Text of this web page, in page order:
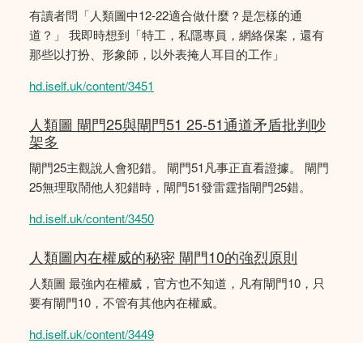
有讀者問「人類圖中12-22適合做什麼？是怎樣的通
道？」 我即時想到「特工，私隱專員，網絡保案，還有
那些以打扮、形象師，以外表掩人耳目的工作」
hd.iself.uk/content/3451
人類圖 閘門25與閘門51 25-51通道矛盾批判吵
架多
閘門25主觀說人會犯錯。 閘門51凡事正直看證據。 閘門
25無理取鬧他人犯錯時，閘門51發雷霆指閘門25錯。
hd.iself.uk/content/3450
人類圖內在權威的秘密 閘門10的強烈原則
人類圖 最強內在權威，官方也不知道，凡有閘門10，只
要有閘門10，不管有其他內在權威。
hd.iself.uk/content/3449